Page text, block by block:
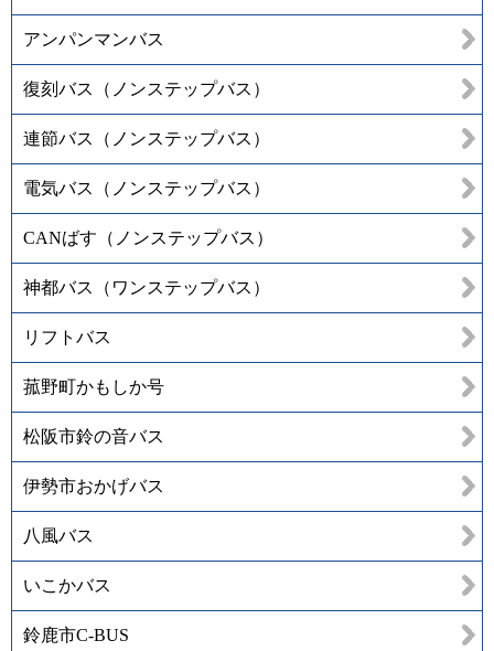
アンパンマンバス
復刻バス（ノンステップバス）
連節バス（ノンステップバス）
電気バス（ノンステップバス）
CANばす（ノンステップバス）
神都バス（ワンステップバス）
リフトバス
菰野町かもしか号
松阪市鈴の音バス
伊勢市おかげバス
八風バス
いこかバス
鈴鹿市C-BUS